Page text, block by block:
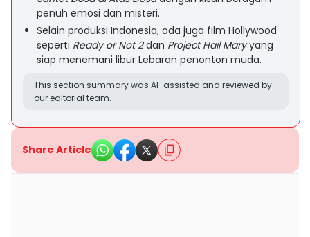
penuh emosi dan misteri.
Selain produksi Indonesia, ada juga film Hollywood
seperti Ready or Not 2dan Project Hail Maryyang
siap menemani libur Lebaran penonton muda.
This section summary was AI-assisted and reviewed by
our editorial team.
Share Article